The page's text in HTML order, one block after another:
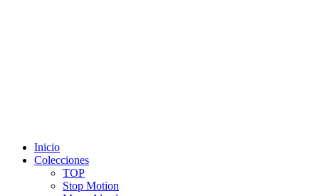
Inicio
Colecciones
TOP
Stop Motion